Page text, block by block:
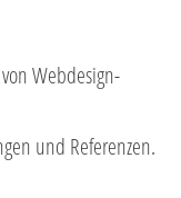
Webdesign-
und Referenzen.